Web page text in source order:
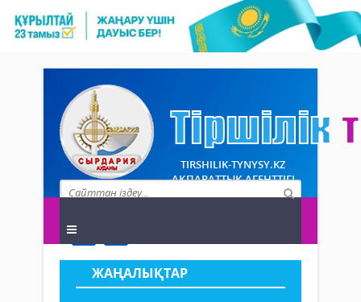
TIRSHILIK-TYNYSY.KZ
АҚПАРАТТЫҚ АГЕНТТІГІ
ЖАҢАЛЫҚТАР